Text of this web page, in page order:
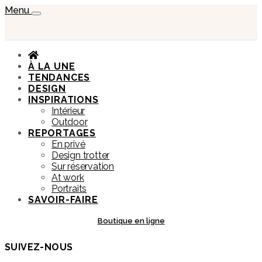
Menu
À LA UNE
TENDANCES
DESIGN
INSPIRATIONS
Intérieur
Outdoor
REPORTAGES
En privé
Design trotter
Sur réservation
At work
Portraits
SAVOIR-FAIRE
Boutique en ligne
SUIVEZ-NOUS